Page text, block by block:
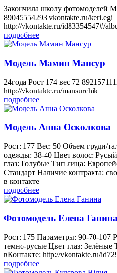
Закончила школу фотомоделей
89045554293 vkontakte.ru/
http://vkontakte.ru/id83354547#/
подробнее
Модель Мамин Мансур
24года Рост 174 вес 72
http://vkontakte.ru/mansurchik
подробнее
Модель Анна Осколкова
Рост: 177 Вес: 50 Объем груди/
одежды: 38-40 Цвет волос:
глаз: Голубые Тип лица:
Стандарт Наличие контракта:
в контакте
подробнее
Фотомодель Елена Ганина
Рост: 175 Параметры: 90-70-107
темно-русые Цвет глаз: Зелёные
вКонтакте: http://vkontakte.ru/
подробнее